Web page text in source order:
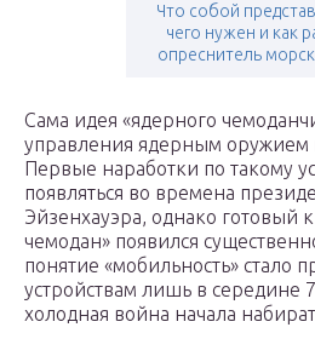
Что собой
чего нужен и как
опреснитель
Сама идея «ядерного
управления ядерным
Первые наработки по такому
появляться во времена
Эйзенхауэра, однако готовый
чемодан» появился
понятие «мобильность» стало
устройствам лишь в середине
холодная война начала